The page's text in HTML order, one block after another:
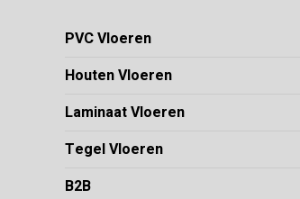
PVC Vloeren
Houten Vloeren
Laminaat Vloeren
Tegel Vloeren
B2B